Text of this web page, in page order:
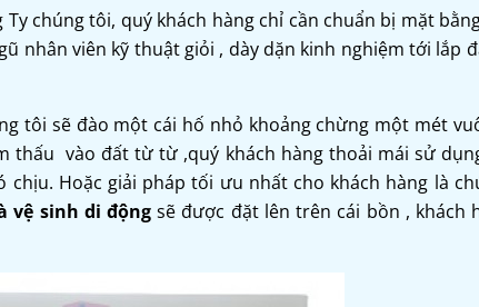
Ty chúng tôi, quý khách hàng chỉ cần chuẩn bị mặt
nhân viên kỹ thuật giỏi , dày dặn kinh nghiệm tới lắp
tôi sẽ đào một cái hố nhỏ khoảng chừng một mét
thấu vào đất từ từ ,quý khách hàng thoải mái sử
Hoặc giải pháp tối ưu nhất cho khách hàng là
vệ sinh di động sẽ được đặt lên trên cái bồn , khách